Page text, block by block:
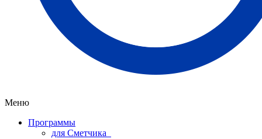
Меню
Программы
для Сметчика